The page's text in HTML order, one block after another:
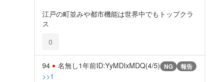
江戸の町並みや都市機能は世界中でもトップクラ
ス
0
94 名無し1年前ID:YyMDIxMDQ(4/5) NG 報告
>>1